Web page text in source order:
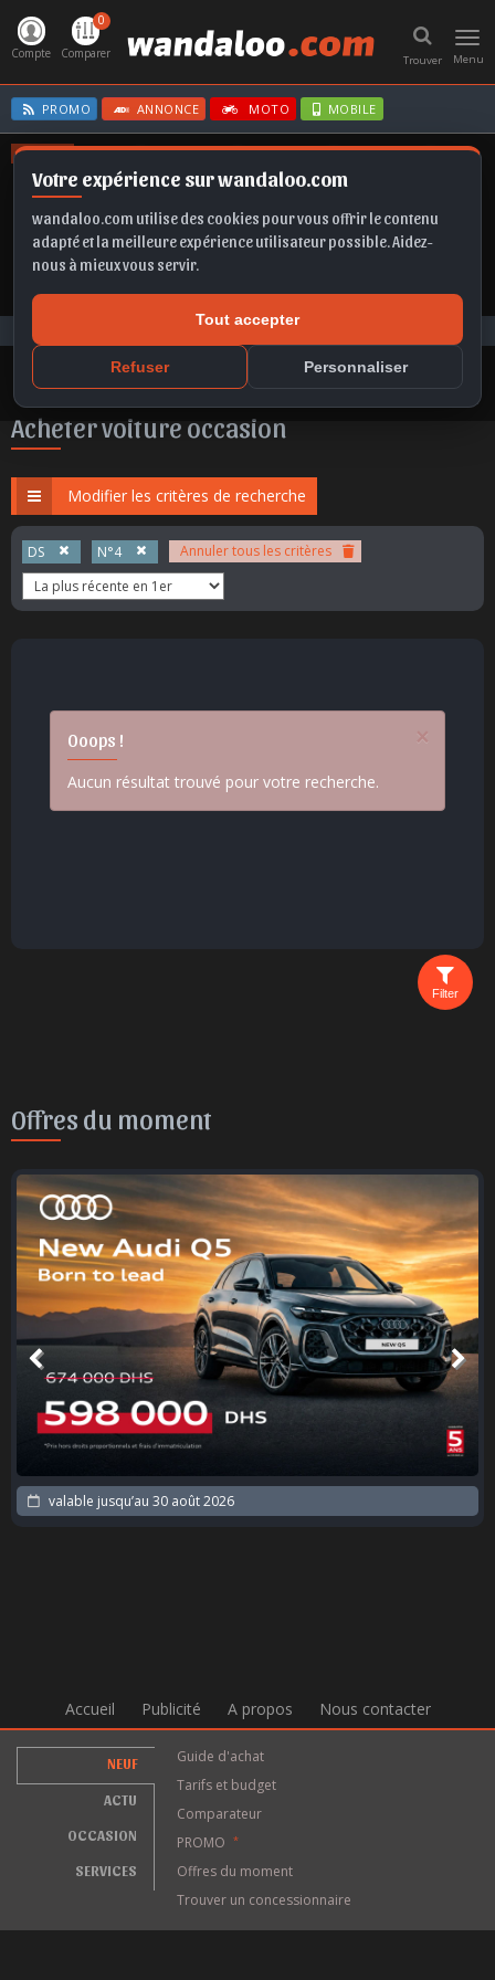
Votre expérience sur wandaloo.com
wandaloo.com utilise des cookies pour vous offrir le contenu
adapté et la meilleure expérience utilisateur possible. Aidez-
nous à mieux vous servir.
Tout accepter
Refuser Personnaliser
Menu
Trouver
Compte
0
Comparer
PROMO ANNONCE MOTO MOBILE
OFFRES
FABIA
Voiture Occasion Maroc Acheter DS N°4 occasion au Maroc
Acheter voiture occasion
Modifier les critères de recherche
DS N°4 Annuler tous les critères
×
Ooops !
Aucun résultat trouvé pour votre recherche.
Filter
Offres du moment
valable jusqu’au 30 août 2026
Accueil Publicité A propos Nous contacter
NEUF
ACTU
OCCASION
SERVICES
Guide d'achat
Tarifs et budget
Comparateur
PROMO
*
Offres du moment
Trouver un concessionnaire